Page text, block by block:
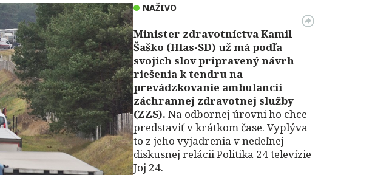
NAŽIVO
Minister zdravotníctva Kamil
Šaško (Hlas-SD) už má podľa
svojich slov pripravený návrh
riešenia k tendru na
prevádzkovanie ambulancií
záchrannej zdravotnej služby
(ZZS). Na odbornej úrovni ho chce
predstaviť v krátkom čase. Vyplýva
to z jeho vyjadrenia v nedeľnej
diskusnej relácii Politika 24 televízie
Joj 24.